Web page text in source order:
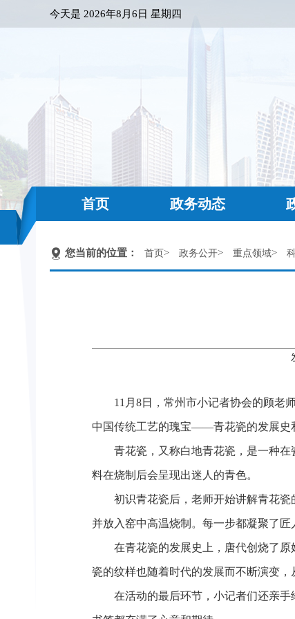
今天是 2026年8月6日 星期四
首页 政务动态
您当前的位置： 首页> 政务公开> 重点领域>
11月8日，常州市小记者协会的顾老
中国传统工艺的瑰宝——青花瓷的发展史
青花瓷，又称白地青花瓷，是一种
料在烧制后会呈现出迷人的青色。
初识青花瓷后，老师开始讲解青花
并放入窑中高温烧制。每一步都凝聚了匠
在青花瓷的发展史上，唐代创烧了
瓷的纹样也随着时代的发展而不断演变
在活动的最后环节，小记者们还亲